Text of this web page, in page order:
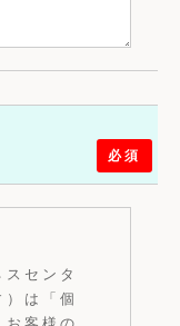
必須
センタ
は「個